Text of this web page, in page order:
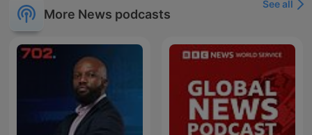
More News podcasts
See all